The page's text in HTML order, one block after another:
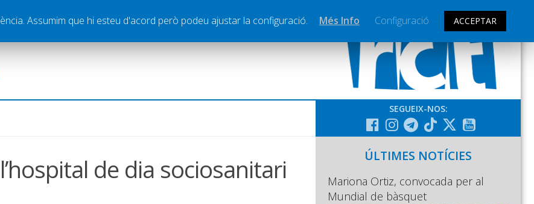
Publicitat Contacte
de dia sociosanitari
SEGUEIX-NOS:
ÚLTIMES NOTÍCIES
Mariona Ortiz, convocada per al
Mundial de bàsquet
Assumim que hi esteu d'acord però podeu ajustar la configuració. Més Info Configuració ACCEPTAR